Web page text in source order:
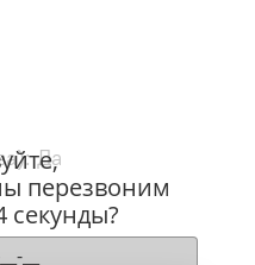
Да
перезвоним
секунды?